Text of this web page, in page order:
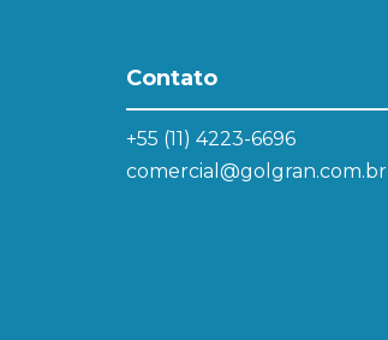
Contato
+55 (11) 4223-6696
comercial@golgran.com.br